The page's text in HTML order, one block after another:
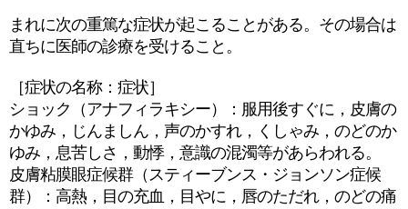
まれに次の重篤な症状が起こることがある。その場合は
直ちに医師の診療を受けること。
［症状の名称：症状］
ショック（アナフィラキシー）：服用後すぐに，皮膚の
かゆみ，じんましん，声のかすれ，くしゃみ，のどのか
ゆみ，息苦しさ，動悸，意識の混濁等があらわれる。
皮膚粘膜眼症候群（スティーブンス・ジョンソン症候
群）：高熱，目の充血，目やに，唇のただれ，のどの痛